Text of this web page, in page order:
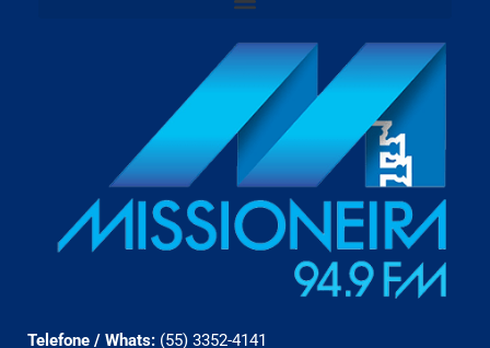
Telefone / Whats: (55) 3352-4141